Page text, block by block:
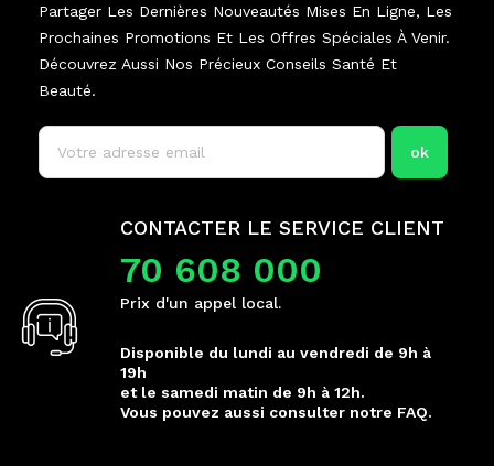
Partager Les Dernières Nouveautés Mises En Ligne, Les
Prochaines Promotions Et Les Offres Spéciales À Venir.
Découvrez Aussi Nos Précieux Conseils Santé Et
Beauté.
CONTACTER LE SERVICE CLIENT
70 608 000
Prix d'un appel local.
Disponible du lundi au vendredi de 9h à
19h
et le samedi matin de 9h à 12h.
Vous pouvez aussi consulter notre FAQ.